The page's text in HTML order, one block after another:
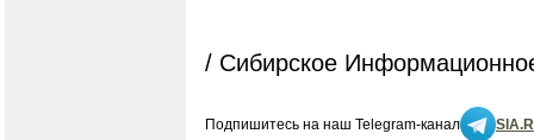
/ Сибирское
Подпишитесь на наш Telegram-канал